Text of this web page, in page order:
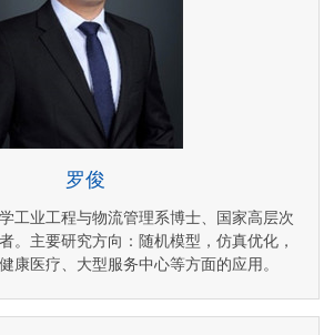
罗俊
工业工程与物流管理系博士、国家高层次
。主要研究方向：随机模型，仿真优化，
康医疗、大型服务中心等方面的应用。